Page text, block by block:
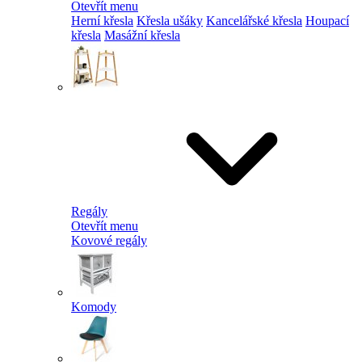
Otevřít menu
Herní křesla Křesla ušáky Kancelářské křesla Houpací
křesla Masážní křesla
Regály
Otevřít menu
Kovové regály
Komody